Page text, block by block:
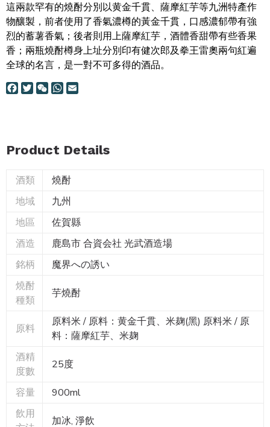
這兩款罕有的燒酎分別以黄金千貫、薩摩紅芋等九洲特產作
物釀製，前者使用了香氣濃樽的黃金千貫，口感濃郁帶有強
烈的蓄薯香氣；後者則用上薩摩紅芋，酒體香甜帶有些香果
香；兩瓶燒酎樽身上址分別印有健次郎及拳王雷奧兩句紅遍
全球的名言，是一對不可多得的酒品。
F
o
T
e
W
t
W
A
p
Product Details
酒類 燒酎
地域 九州
地區 佐賀縣
酒造 鹿島市 合資会社 光武酒造場
銘柄 魔界への誘い
燒酎
種類
芋燒酎
原料
原料米 / 原料：黄金千貫、米麹(黑) 原料米 / 原
料：薩摩紅芋、米麹
酒精
度數
25度
容量 900ml
飲用
加冰, 淨飲